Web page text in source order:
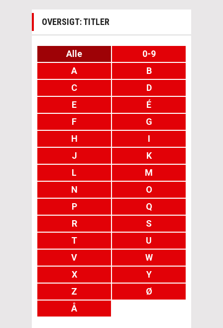
OVERSIGT: TITLER
Alle
0-9
A
B
C
D
E
É
F
G
H
I
J
K
L
M
N
O
P
Q
R
S
T
U
V
W
X
Y
Z
Ø
Å